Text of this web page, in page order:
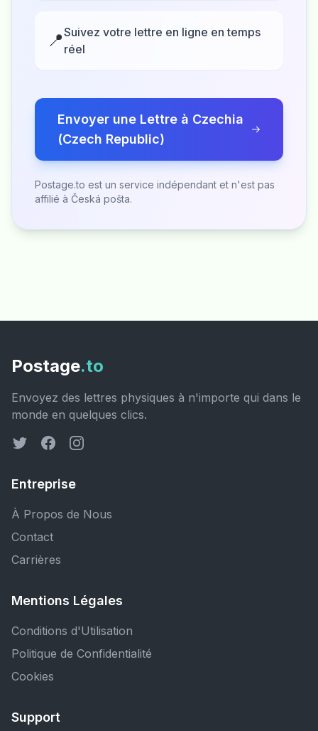
📍Suivez votre lettre en ligne en temps
réel
Envoyer une Lettre à Czechia
(Czech Republic)
Postage.to est un service indépendant et n'est pas
affilié à Česká pošta.
Postage.to
Envoyez des lettres physiques à n'importe qui dans le
monde en quelques clics.
Entreprise
À Propos de Nous
Contact
Carrières
Mentions Légales
Conditions d'Utilisation
Politique de Confidentialité
Cookies
Support